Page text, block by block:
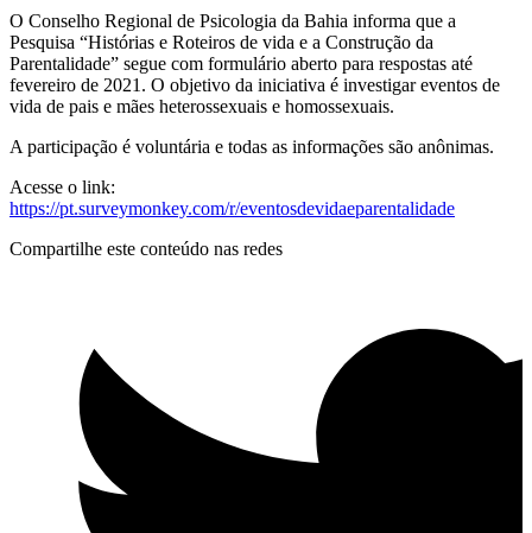
O Conselho Regional de Psicologia da Bahia informa que a
Pesquisa “Histórias e Roteiros de vida e a Construção da
Parentalidade” segue com formulário aberto para respostas até
fevereiro de 2021. O objetivo da iniciativa é investigar eventos de
vida de pais e mães heterossexuais e homossexuais.
A participação é voluntária e todas as informações são anônimas.
Acesse o link:
https://pt.surveymonkey.com/r/eventosdevidaeparentalidade
Compartilhe este conteúdo nas redes